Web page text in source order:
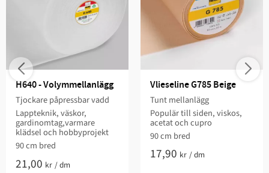
H640 - Volymmellanlägg
Tjockare påpressbar vadd
Lappteknik, väskor,
gardinomtag,varmare
klädsel och hobbyprojekt
90 cm bred​​
21,00 kr /dm
Vlieseline G785 Beige
Tunt mellanlägg
Populär till siden, viskos,
acetat och cupro
90 cm bred
17,90 kr /dm